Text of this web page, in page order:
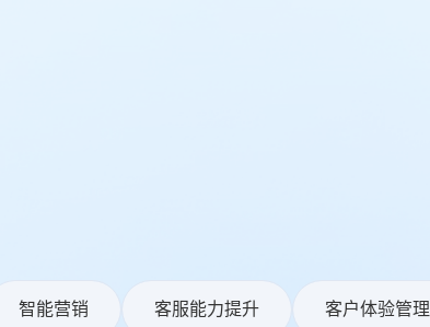
智能营销 客服能力提升 客户体验管理